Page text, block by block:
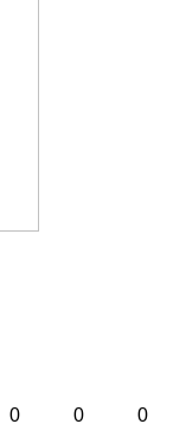
0 0 0